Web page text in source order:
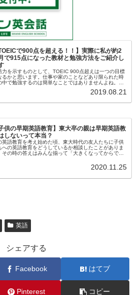
TOEICで900点を超える！！】実際に私が約2
で915点になった教材と勉強方法をご紹介し
力を示すものとして、TOEIC 900点超えは一つの目標
るかと思います。仕事や家のことなどあり限られた時
中で勉強するのは簡単なことではありませんよね。限
紹介します。
2019.08.21
子供の早期英語教育】東大卒の親は早期英語教
しないって本当？
英語教育を考え始めた頃、東大時代の友人たちに子供
への英語教育をどうしているか相談したことがありま
その時の答えはみんな揃って「大きくなってからで十
2020.11.25
英語
シェアする
Facebook はてブ
Pinterest コピー